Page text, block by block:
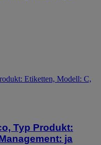
Typ Produkt:
ja